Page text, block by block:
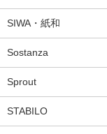
SIWA・紙和
Sostanza
Sprout
STABILO